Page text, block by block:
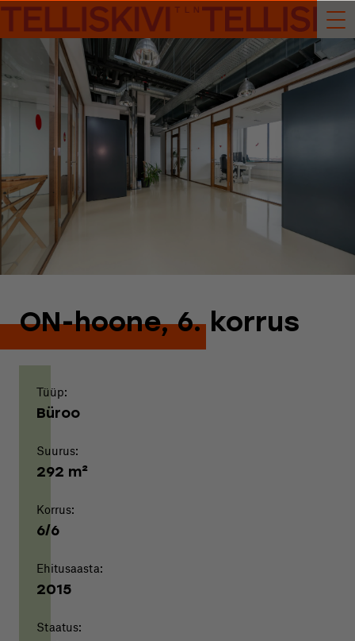
ON-hoone, 6. korrus
Tüüp:
Büroo
Suurus:
292 m²
Korrus:
6/6
Ehitusaasta:
2015
Staatus: